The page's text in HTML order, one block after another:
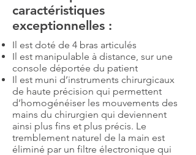
caractéristiques
exceptionnelles :
Il est doté de 4 bras articulés
Il est manipulable à distance, sur une
console déportée du patient
Il est muni d’instruments chirurgicaux
de haute précision qui permettent
d’homogénéiser les mouvements des
mains du chirurgien qui deviennent
ainsi plus fins et plus précis. Le
tremblement naturel de la main est
éliminé par un filtre électronique qui